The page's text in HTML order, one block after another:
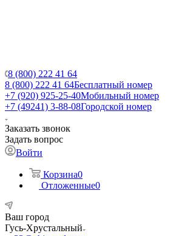
8 (800) 222 41 64
8 (800) 222 41 64Бесплатный номер
+7 (920) 925-25-40Мобильный номер
+7 (49241) 3-88-08Городской номер
Заказать звонок
Задать вопрос
Войти
Корзина0
Отложенные0
Ваш город
Гусь-Хрустальный